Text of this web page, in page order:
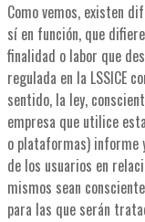
Como vemos, existen
sí en función, que
finalidad o labor que
regulada en la LSSICE
sentido, la ley,
empresa que utilice
o plataformas) informe
de los usuarios en
mismos sean
para las que serán